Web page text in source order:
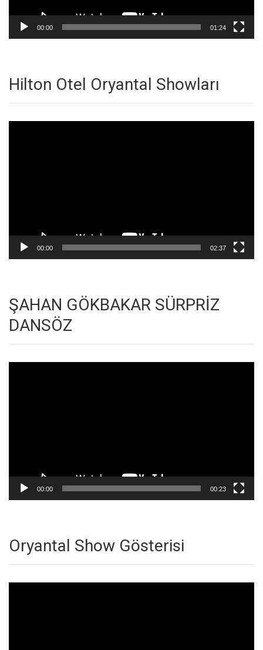
00:00 01:24
Hilton Otel Oryantal Showları
00:00 02:37
ŞAHAN GÖKBAKAR SÜRPRİZ
DANSÖZ
00:00 00:23
Oryantal Show Gösterisi